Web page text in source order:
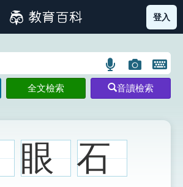
筆畫索引圖示 部首索引表圖示
登入
語
言
搜
示
圖
片
搜
開
鍵
圖
全文檢索 音讀檢索
眼 石